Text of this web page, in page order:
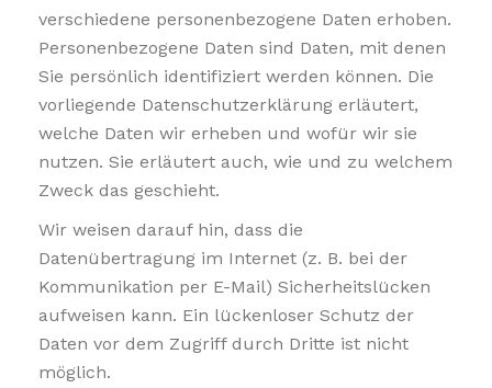
verschiedene personenbezogene Daten erhoben.
Personenbezogene Daten sind Daten, mit denen
Sie persönlich identifiziert werden können. Die
vorliegende Datenschutzerklärung erläutert,
welche Daten wir erheben und wofür wir sie
nutzen. Sie erläutert auch, wie und zu welchem
Zweck das geschieht.
Wir weisen darauf hin, dass die
Datenübertragung im Internet (z. B. bei der
Kommunikation per E-Mail) Sicherheitslücken
aufweisen kann. Ein lückenloser Schutz der
Daten vor dem Zugriff durch Dritte ist nicht
möglich.